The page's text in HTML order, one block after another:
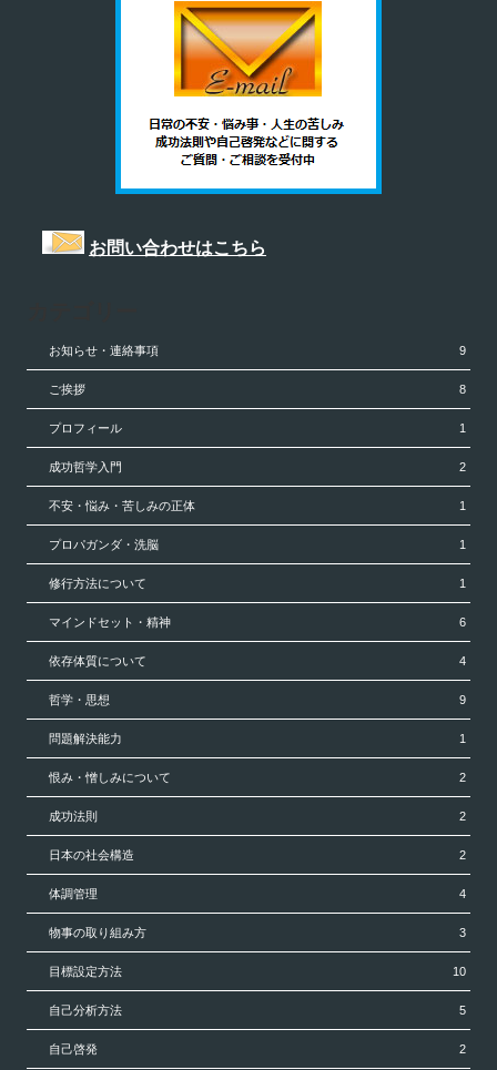
お問い合わせはこちら
お知らせ・連絡事項 9
ご挨拶 8
プロフィール 1
成功哲学入門 2
不安・悩み・苦しみの正体 1
プロパガンダ・洗脳 1
修行方法について 1
マインドセット・精神 6
依存体質について 4
哲学・思想 9
問題解決能力 1
恨み・憎しみについて 2
成功法則 2
日本の社会構造 2
体調管理 4
物事の取り組み方 3
目標設定方法 10
自己分析方法 5
自己啓発 2